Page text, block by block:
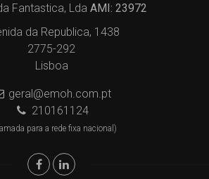
Fantastica, Lda AMI: 23972
da Republica, 1438
2775-292
Lisboa
geral@emoh.com.pt
210161124
para a rede fixa nacional)